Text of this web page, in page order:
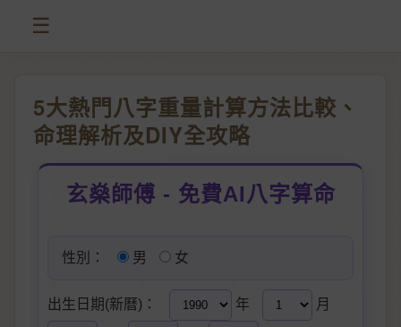
☰
5大熱門八字重量計算方法比較、
命理解析及DIY全攻略
玄燊師傅 - 免費AI八字算命
性別： 男 女
出生日期(新曆)： 年 月